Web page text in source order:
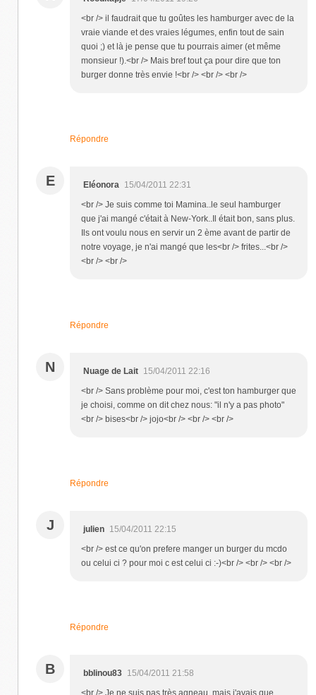
<br /> il faudrait que tu goûtes les hamburger avec de la
vraie viande et des vraies légumes, enfin tout de sain
quoi ;) et là je pense que tu pourrais aimer (et même
monsieur !).<br /> Mais bref tout ça pour dire que ton
burger donne très envie !<br /> <br /> <br />
Répondre
E Eléonora 15/04/2011 22:31
<br /> Je suis comme toi Mamina..le seul hamburger
que j'ai mangé c'était à New-York..Il était bon, sans plus.
Ils ont voulu nous en servir un 2 ème avant de partir de
notre voyage, je n'ai mangé que les<br /> frites...<br />
<br /> <br />
Répondre
N Nuage de Lait 15/04/2011 22:16
<br /> Sans problème pour moi, c'est ton hamburger que
je choisi, comme on dit chez nous: "il n'y a pas photo"
<br /> bises<br /> jojo<br /> <br /> <br />
Répondre
J julien 15/04/2011 22:15
<br /> est ce qu'on prefere manger un burger du mcdo
ou celui ci ? pour moi c est celui ci :-)<br /> <br /> <br />
Répondre
B bblinou83 15/04/2011 21:58
<br /> Je ne suis pas très agneau, mais j'avais que